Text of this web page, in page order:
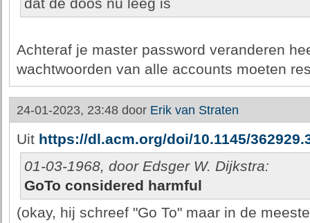
dat de doos nu leeg is
Achteraf je master password veranderen
wachtwoorden van alle accounts moeten
24-01-2023, 23:48 door Erik van Straten
Uit https://dl.acm.org/doi/10.1145/
01-03-1968, door Edsger W. Dijkstra:
GoTo considered harmful
(okay, hij schreef "Go To" maar in de